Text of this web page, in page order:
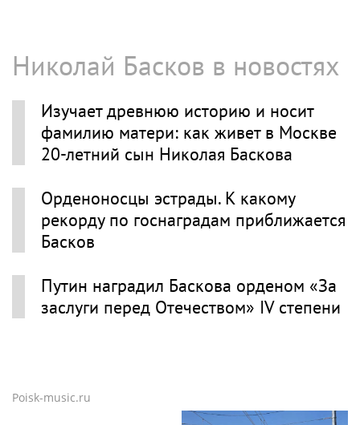
Николай Басков в новостях
Изучает древнюю историю и носит
фамилию матери: как живет в Москве
20-летний сын Николая Баскова
Орденоносцы эстрады. К какому
рекорду по госнаградам приближается
Басков
Путин наградил Баскова орденом «За
заслуги перед Отечеством» IV степени
Poisk-music.ru